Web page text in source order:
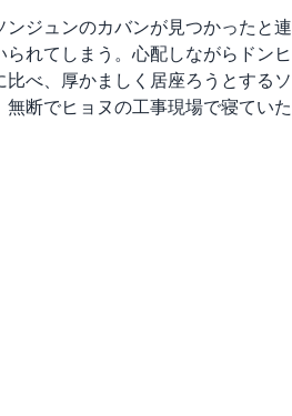
ジュンのカバンが見つかったと連
れてしまう。心配しながらドンヒ
べ、厚かましく居座ろうとするソ
断でヒョヌの工事現場で寝ていた